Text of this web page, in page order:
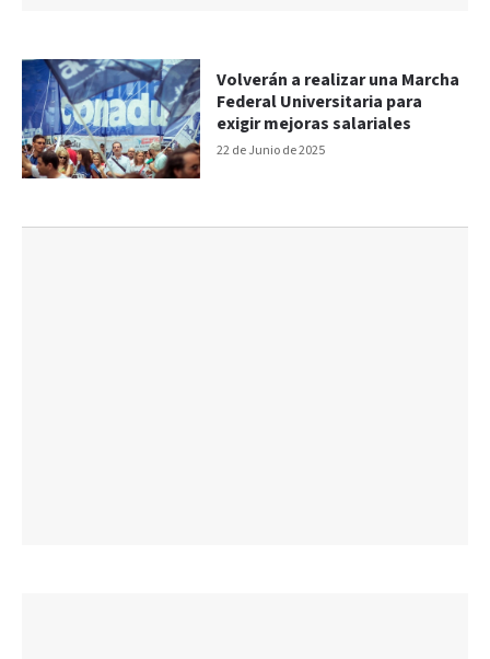
22 de Junio de 2025
Volverán a realizar una Marcha
Federal Universitaria para
exigir mejoras salariales